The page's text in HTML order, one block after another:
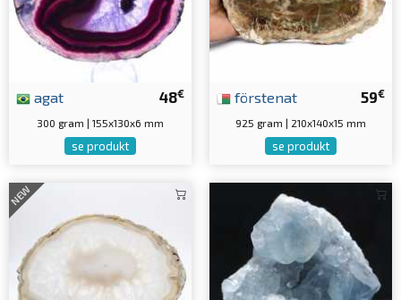
48€
agat
300 gram | 155x130x6 mm
se produkt
59€
förstenat
925 gram | 210x140x15 mm
se produkt
NEW